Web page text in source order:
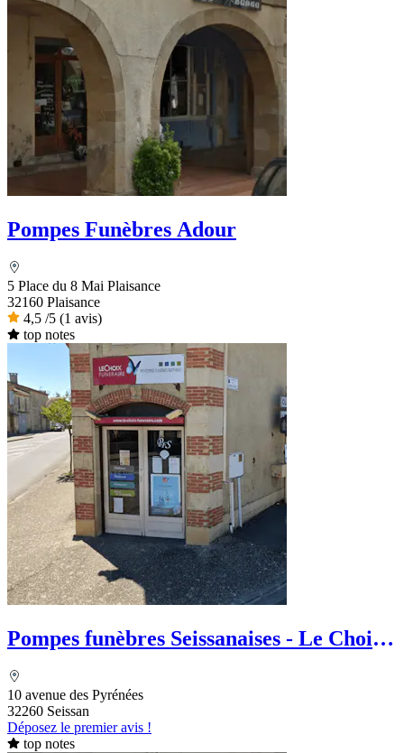
Pompes Funèbres Adour
5 Place du 8 Mai Plaisance
32160 Plaisance
4,5 /5 (1 avis)
top notes
Pompes funèbres Seissanaises - Le Choix
10 avenue des Pyrénées
32260 Seissan
Déposez le premier avis !
top notes